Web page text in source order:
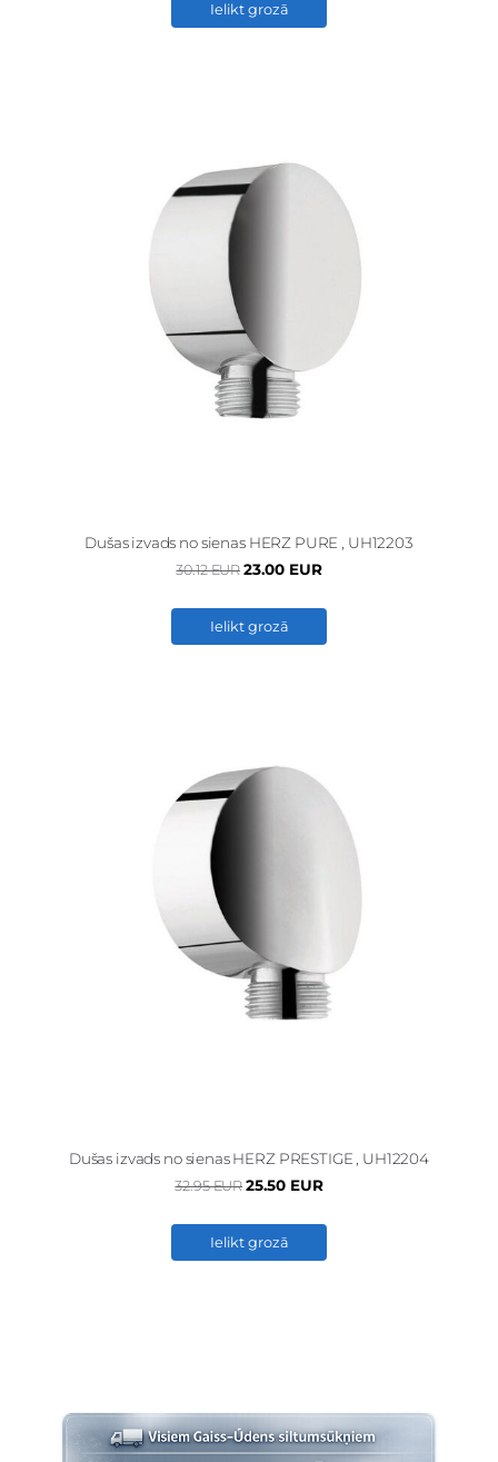
Ielikt grozā
Dušas izvads no sienas HERZ PURE , UH12203
30.12 EUR 23.00 EUR
Ielikt grozā
Dušas izvads no sienas HERZ PRESTIGE , UH12204
32.95 EUR 25.50 EUR
Ielikt grozā